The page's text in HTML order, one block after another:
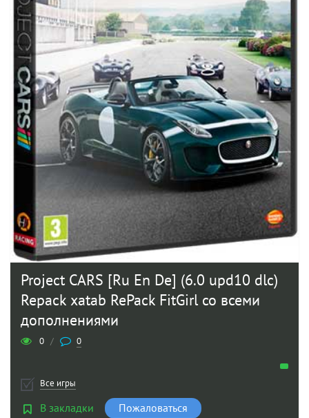
Project CARS [Ru En De] (6.0 upd10 dlc)
Repack xatab RePack FitGirl со всеми
дополнениями
0 / 0
Все игры
В закладки Пожаловаться